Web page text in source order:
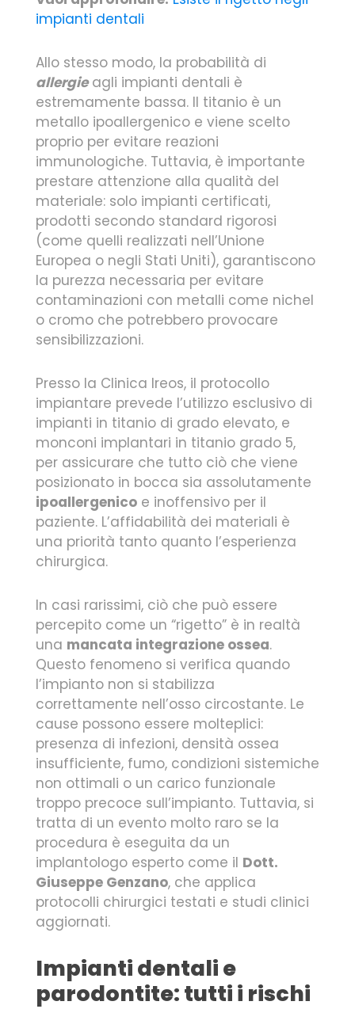
impianti dentali
Allo stesso modo, la probabilità di
allergieagli impianti dentali è
estremamente bassa. Il titanio è un
metallo ipoallergenico e viene scelto
proprio per evitare reazioni
immunologiche. Tuttavia, è importante
prestare attenzione alla qualità del
materiale: solo impianti certificati,
prodotti secondo standard rigorosi
(come quelli realizzati nell’Unione
Europea o negli Stati Uniti), garantiscono
la purezza necessaria per evitare
contaminazioni con metalli come nichel
o cromo che potrebbero provocare
sensibilizzazioni.
Presso la Clinica Ireos, il protocollo
impiantare prevede l’utilizzo esclusivo di
impianti in titanio di grado elevato, e
monconi implantari in titanio grado 5,
per assicurare che tutto ciò che viene
posizionato in bocca sia assolutamente
ipoallergenico e inoffensivo per il
paziente. L’affidabilità dei materiali è
una priorità tanto quanto l’esperienza
chirurgica.
In casi rarissimi, ciò che può essere
percepito come un “rigetto” è in realtà
una mancata integrazione ossea.
Questo fenomeno si verifica quando
l’impianto non si stabilizza
correttamente nell’osso circostante. Le
cause possono essere molteplici:
presenza di infezioni, densità ossea
insufficiente, fumo, condizioni sistemiche
non ottimali o un carico funzionale
troppo precoce sull’impianto. Tuttavia, si
tratta di un evento molto raro se la
procedura è eseguita da un
implantologo esperto come il Dott.
Giuseppe Genzano, che applica
protocolli chirurgici testati e studi clinici
aggiornati.
Impianti dentali e
parodontite: tutti i rischi